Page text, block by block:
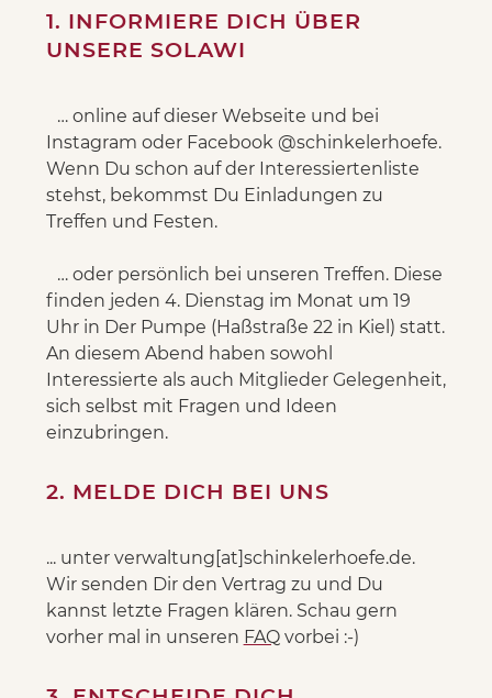
1. INFORMIERE DICH ÜBER
UNSERE SOLAWI
… online auf dieser Webseite und bei
Instagram oder Facebook @schinkelerhoefe.
Wenn Du schon auf der Interessiertenliste
stehst, bekommst Du Einladungen zu
Treffen und Festen.
… oder persönlich bei unseren Treffen. Diese
finden jeden 4. Dienstag im Monat um 19
Uhr in Der Pumpe (Haßstraße 22 in Kiel) statt.
An diesem Abend haben sowohl
Interessierte als auch Mitglieder Gelegenheit,
sich selbst mit Fragen und Ideen
einzubringen.
2. MELDE DICH BEI UNS
... unter verwaltung[at]schinkelerhoefe.de.
Wir senden Dir den Vertrag zu und Du
kannst letzte Fragen klären. Schau gern
vorher mal in unseren FAQvorbei :-)